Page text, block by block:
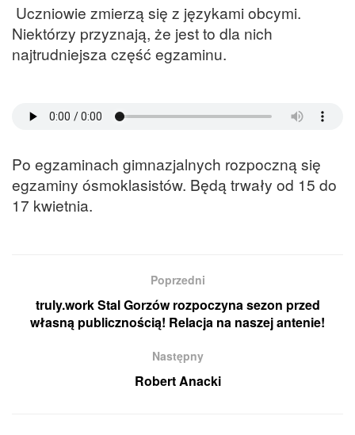
Uczniowie zmierzą się z językami obcymi.
Niektórzy przyznają, że jest to dla nich
najtrudniejsza część egzaminu.
Po egzaminach gimnazjalnych rozpoczną się
egzaminy ósmoklasistów. Będą trwały od 15 do
17 kwietnia.
Poprzedni
truly.work Stal Gorzów rozpoczyna sezon przed
własną publicznością! Relacja na naszej antenie!
Następny
Robert Anacki